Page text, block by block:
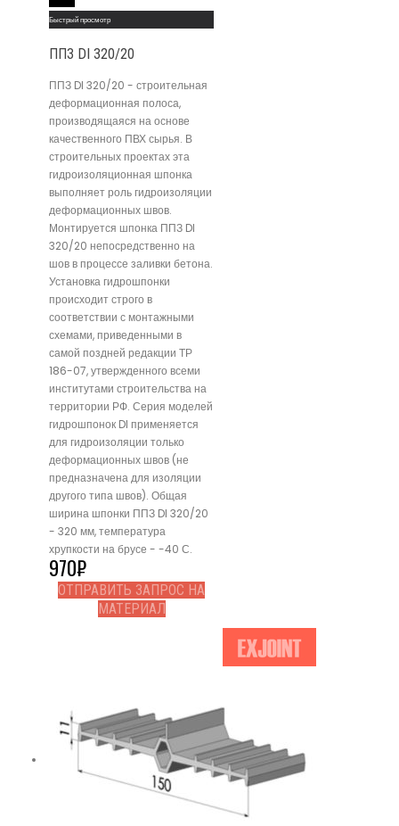
Быстрый просмотр
ППЗ DI 320/20
ППЗ DI 320/20 - строительная
деформационная полоса,
производящаяся на основе
качественного ПВХ сырья. В
строительных проектах эта
гидроизоляционная шпонка
выполняет роль гидроизоляции
деформационных швов.
Монтируется шпонка ППЗ DI
320/20 непосредственно на
шов в процессе заливки бетона.
Установка гидрошпонки
происходит строго в
соответствии с монтажными
схемами, приведенными в
самой поздней редакции ТР
186-07, утвержденного всеми
институтами строительства на
территории РФ. Серия моделей
гидрошпонок DI применяется
для гидроизоляции только
деформационных швов (не
предназначена для изоляции
другого типа швов). Общая
ширина шпонки ППЗ DI 320/20
- 320 мм, температура
хрупкости на брусе - -40 С.
970₽
ОТПРАВИТЬ ЗАПРОС НА
МАТЕРИАЛ